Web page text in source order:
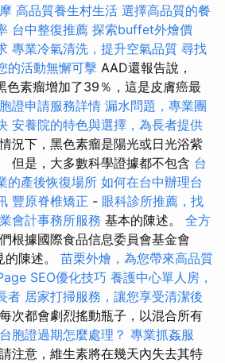
高品質養生村生活 選擇高品質的餐
台中整復推薦 探索buffet外燴價
專業冷氣清洗，提升空氣品質 尋找
的活動無懈可擊 AAD還報告說，
色素瘤增加了39％，這是皮膚癌最
證申請服務詳情 漏水問題，專業團
安養院的特色與選擇，為長者提供
況下，黑色素瘤是陽光或日光浴紫
但是，大多數科學證據都不包含 台
的產後恢復場所 如何在台中辦理台
豐原脊椎矯正 - 眼科診所推薦，找
會計事務所服務 基本的陳述。 全方
根據國際食品信息委員會基金會
的陳述。 苗栗外燴，為您帶來高品質
SEO優化技巧 養護中心單人房，
者 居家打掃服務，讓您享受清潔後
次都會劇烈搖動瓶子，以混合所有
台胞證過期怎麼處理？ 專業抓姦服
請注意，維生素將在幾天內失去其特